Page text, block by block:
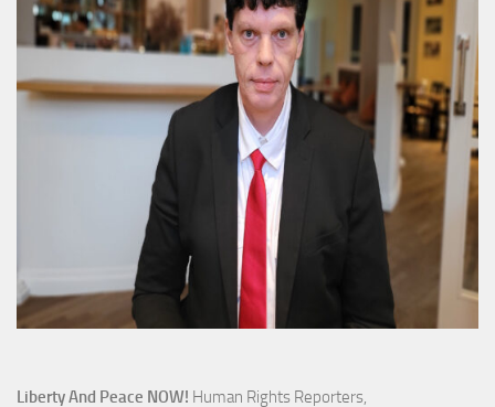
Liberty And Peace NOW! Human Rights Reporters,